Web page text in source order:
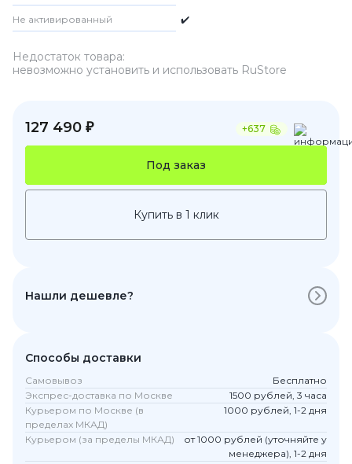
Не активированный ✔️
Недостаток товара:
невозможно установить и использовать RuStore
127 490 ₽ +637
Под заказ
Купить в 1 клик
Нашли дешевле?
Способы доставки
Самовывоз
Бесплатно
Экспрес-доставка по Москве
1500 рублей, 3 часа
Курьером по Москве (в
пределах МКАД)
1000 рублей, 1-2 дня
Курьером (за пределы МКАД)
от 1000 рублей (уточняйте у
менеджера), 1-2 дня